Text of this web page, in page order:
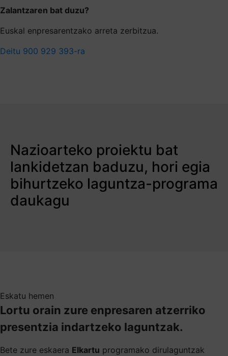
Zalantzaren bat duzu?
Euskal enpresarentzako arreta zerbitzua.
Deitu 900 929 393-ra
Nazioarteko proiektu bat
lankidetzan baduzu, hori egia
bihurtzeko laguntza-programa
daukagu
Eskatu hemen
Lortu orain zure enpresaren atzerriko
presentzia indartzeko laguntzak.
Bete zure eskaera Elkartu programako dirulaguntzak